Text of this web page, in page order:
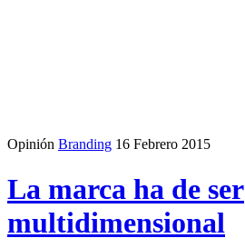
Opinión Branding 16 Febrero 2015
La marca ha de ser
multidimensional